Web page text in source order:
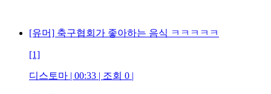
[유머] 축구협회가 좋아하는 음식 ㅋㅋㅋㅋㅋ
[1]
디스토마 | 00:33 | 조회 0 |